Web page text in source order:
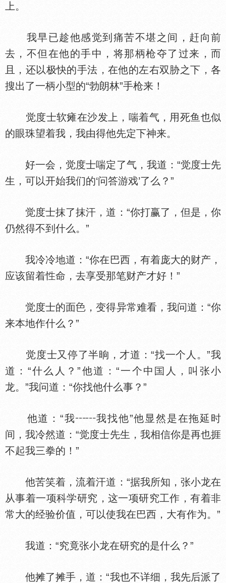
上。
我早已趁他感觉到痛苦不堪之间，赶向前
去，不但在他的手中，将那柄枪夺了过来，而
且，还以极快的手法，在他的左右双胁之下，各
搜出了一柄小型的“勃朗林”手枪来！
觉度士软瘫在沙发上，喘着气，用死鱼也似
的眼珠望着我，我由得他先定下神来。
好一会，觉度士喘定了气，我道：“觉度士先
生，可以开始我们的‘问答游戏’了么？”
觉度士抹了抹汗，道：“你打赢了，但是，你
仍然得不到什么。”
我冷冷地道：“你在巴西，有着庞大的财产，
应该留着
命，去享受那笔财产才好！”
觉度士的面
，变得异常难看，我问道：“你
来本地作什么？”
觉度士又停了半晌，才道：“找一个人。”我
道：“什么人？”他道：“一个中
人，叫张小
龙。”我问道：“你找他什么事？”
他道：“我┅┅我找他”他显然是在拖延时
间，我冷然道：“觉度士先生，我相信你是再也捱
不起我三拳的！”
他苦笑着，流着汗道：“据我所知，张小龙在
从事着一项科学研究，这一项研究工作，有着非
常大的经验价值，可以使我在巴西，大有作为。”
我道：“究竟张小龙在研究的是什么？”
他摊了摊手，道：“我也不详细，我先后派了